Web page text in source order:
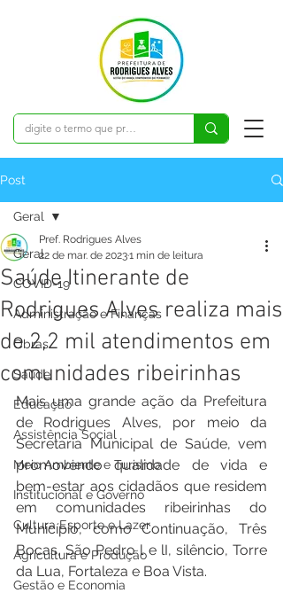
Post
Geral
COVID-19
Administração e Finanças
Obras
Saúde
Educação
Assistência Social
Meio Ambiente e Turismo
Institucional e Governo
Cultura Esporte e Lazer
Agricultura e Produção
Gestão e Economia
Geral
Saúde Itinerante de
Rodrigues Alves realiza mais
de 2,2 mil atendimentos em
comunidades ribeirinhas
Pref. Rodrigues Alves
22 de mar. de 20231 min de leitura
Mais uma grande ação da Prefeitura
de Rodrigues Alves, por meio da
Secretaria Municipal de Saúde, vem
promovendo qualidade de vida e
bem-estar aos cidadãos que residem
em comunidades ribeirinhas do
Município, como Continuação, Três
Bocas, São Pedro l e lI, silêncio, Torre
da Lua, Fortaleza e Boa Vista.